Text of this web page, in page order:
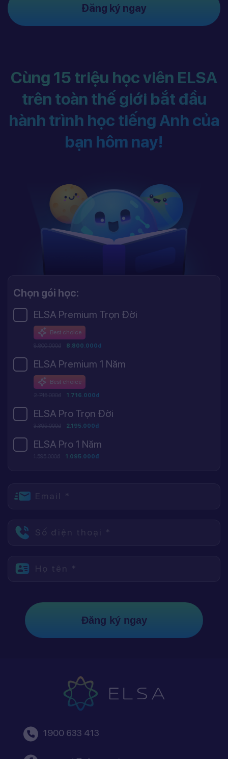
Đăng ký ngay
Cùng 15 triệu học viên ELSA
trên toàn thế giới bắt đầu
hành trình học tiếng Anh của
bạn hôm nay!
Chọn gói học:
ELSA Premium Trọn Đời
Best choice
8.800.000đ 8.800.000đ
ELSA Premium 1 Năm
Best choice
2.745.000đ 1.716.000đ
ELSA Pro Trọn Đời
3.395.000đ 2.195.000đ
ELSA Pro 1 Năm
1.595.000đ 1.095.000đ
Email *
Số điện thoại *
Họ tên *
Đăng ký ngay
1900 633 413